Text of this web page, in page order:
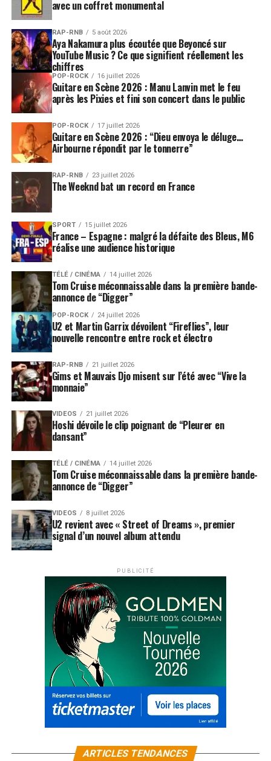
avec un coffret monumental
RAP-RNB 5 août 2026
Aya Nakamura plus écoutée que Beyoncé sur
YouTube Music ? Ce que signifient réellement les
chiffres
POP-ROCK 16 juillet 2026
Guitare en Scène 2026 : Manu Lanvin met le feu
après les Pixies et fini son concert dans le public
POP-ROCK 17 juillet 2026
Guitare en Scène 2026 : “Dieu envoya le déluge…
Airbourne répondit par le tonnerre”
RAP-RNB 23 juillet 2026
The Weeknd bat un record en France
SPORT 15 juillet 2026
France – Espagne : malgré la défaite des Bleus, M6
réalise une audience historique
TÉLÉ / CINÉMA 14 juillet 2026
Tom Cruise méconnaissable dans la première bande-
annonce de “Digger”
POP-ROCK 24 juillet 2026
U2 et Martin Garrix dévoilent “Fireflies”, leur
nouvelle rencontre entre rock et électro
RAP-RNB 21 juillet 2026
Gims et Mauvais Djo misent sur l’été avec “Vive la
monnaie”
VIDEOS 21 juillet 2026
Hoshi dévoile le clip poignant de “Pleurer en
dansant”
TÉLÉ / CINÉMA 14 juillet 2026
Tom Cruise méconnaissable dans la première bande-
annonce de “Digger”
VIDEOS 8 juillet 2026
U2 revient avec « Street of Dreams », premier
signal d’un nouvel album attendu
PUBLICITÉ
ARTICLES TENDANCES